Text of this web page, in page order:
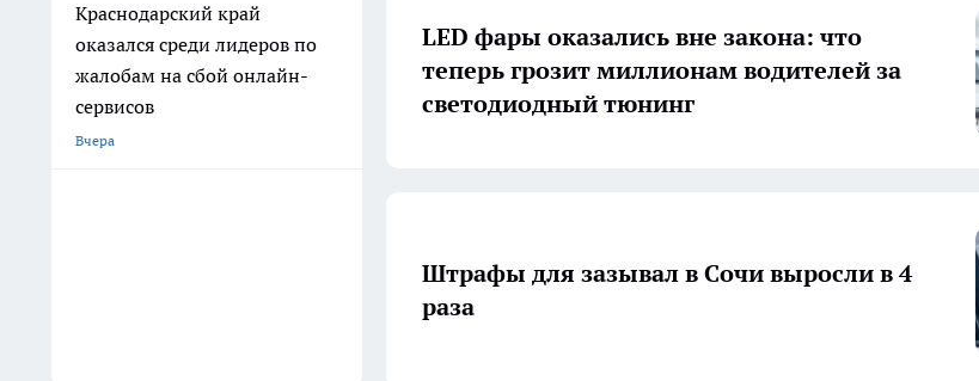
Краснодарский край
оказался среди лидеров по
жалобам на сбой онлайн-
сервисов
Вчера
LED фары оказались вне закона: что
теперь грозит миллионам водителей за
светодиодный тюнинг
Штрафы для зазывал в Сочи выросли в 4
раза